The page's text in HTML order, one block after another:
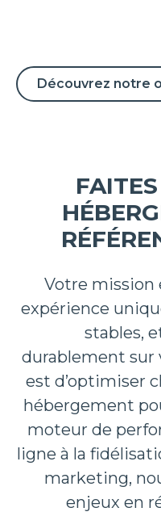
Découvrez notre
Votre mission
expérience
stables,
durablement sur
est d’optimiser
hébergement
moteur de
ligne à la
marketing,
enjeux en